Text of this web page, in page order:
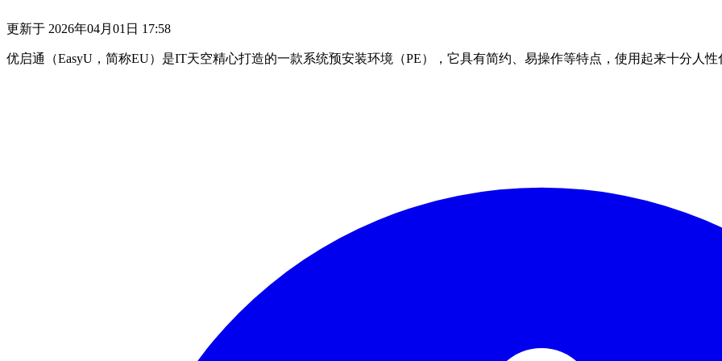
更新于 2026年04月01日 17:58
优启通（EasyU，简称EU）是IT天空精心打造的一款系统预安装环境（PE），它具有简约、易操作等特点，使用起来十分人性